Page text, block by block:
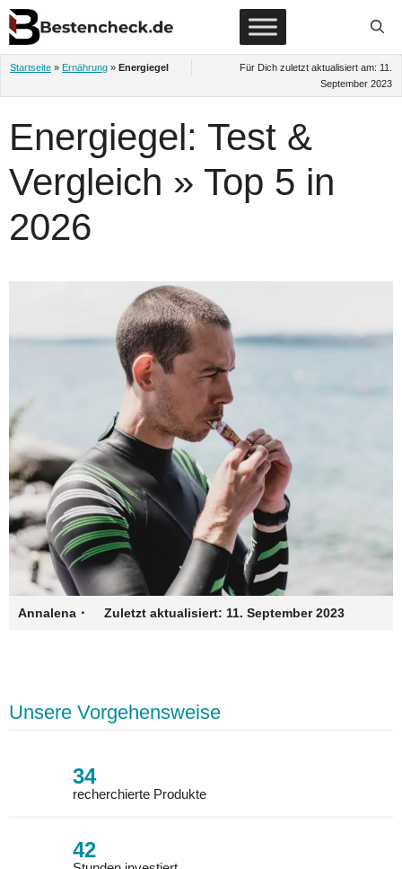
Zum
Inhalt
springen
Startseite » Ernährung » Energiegel Für Dich zuletzt aktualisiert am: 11.
September 2023
Energiegel: Test &
Vergleich » Top 5 in
2026
Annalena · Zuletzt aktualisiert: 11. September 2023
Unsere Vorgehensweise
34
recherchierte Produkte
42